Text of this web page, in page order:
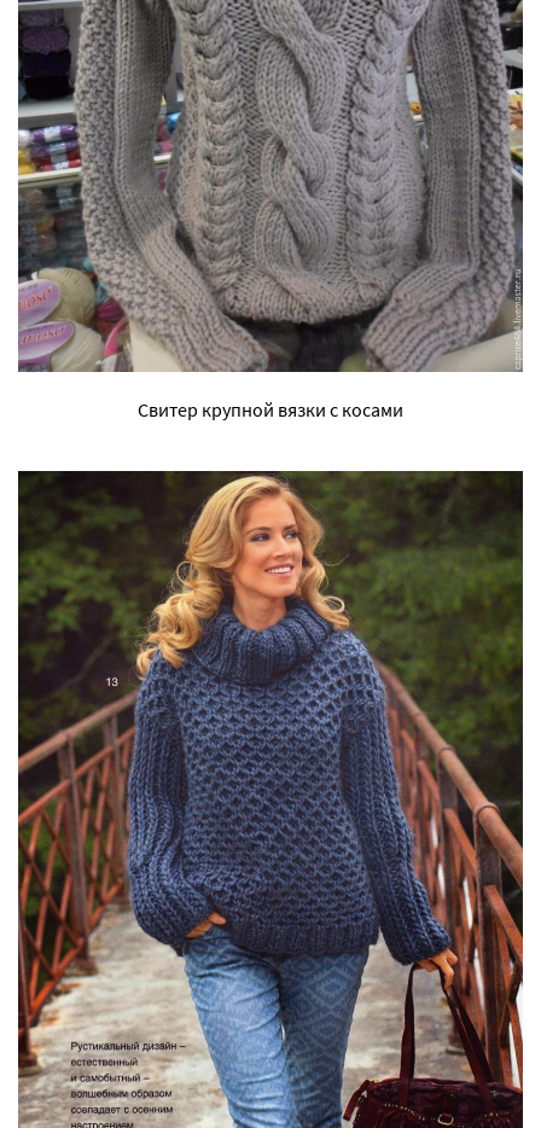
Свитер крупной вязки с косами